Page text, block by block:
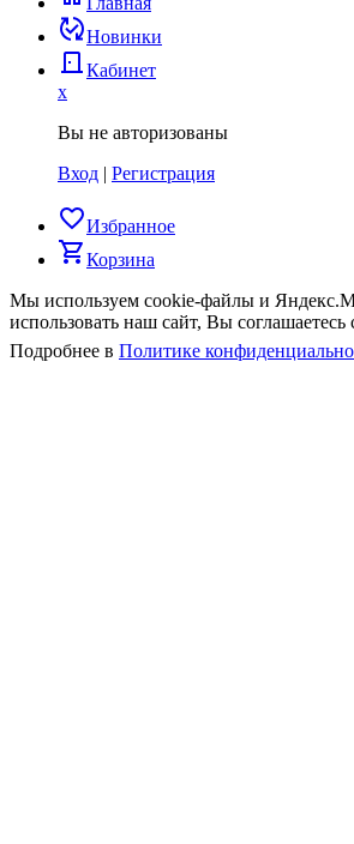
published_with_changesНовинки
door_back Кабинет
x
Вы не авторизованы
Вход | Регистрация
favorite_borderИзбранное
shopping_cartКорзина
Мы используем cookie-файлы и
использовать наш сайт, Вы соглашаетесь
Подробнее в Политике